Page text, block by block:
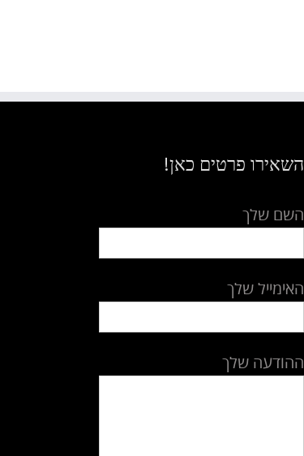
השאירו פרטים כאן!
השם שלך
האימייל שלך
ההודעה שלך